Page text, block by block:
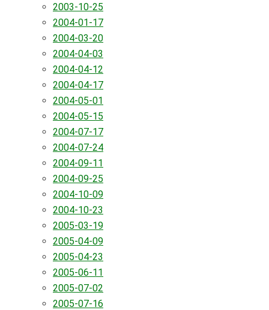
2003-10-25
2004-01-17
2004-03-20
2004-04-03
2004-04-12
2004-04-17
2004-05-01
2004-05-15
2004-07-17
2004-07-24
2004-09-11
2004-09-25
2004-10-09
2004-10-23
2005-03-19
2005-04-09
2005-04-23
2005-06-11
2005-07-02
2005-07-16